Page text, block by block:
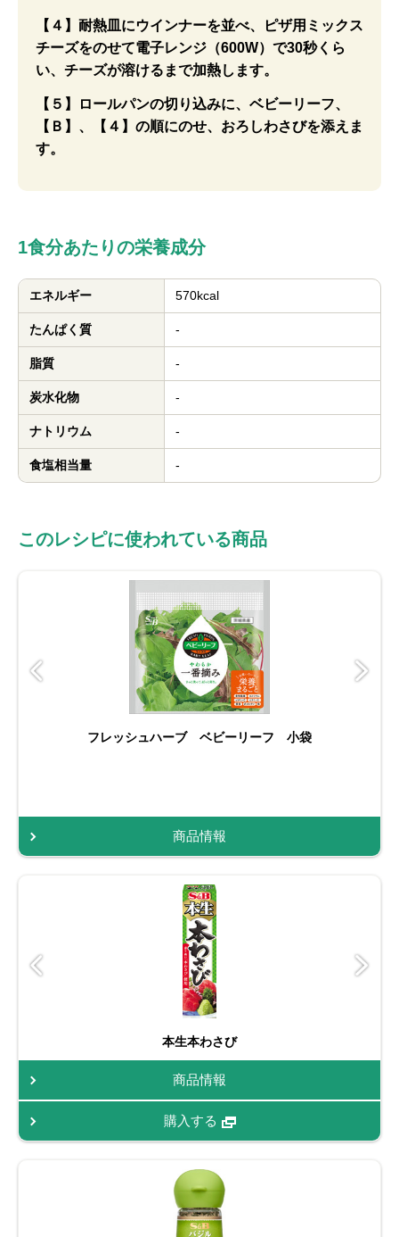
【４】耐熱皿にウインナーを並べ、ピザ用ミックス
チーズをのせて電子レンジ（600W）で30秒くら
い、チーズが溶けるまで加熱します。
【５】ロールパンの切り込みに、ベビーリーフ、
【Ｂ】、【４】の順にのせ、おろしわさびを添えま
す。
1食分あたりの栄養成分
エネルギー 570kcal
たんぱく質 -
脂質 -
炭水化物 -
ナトリウム -
食塩相当量 -
このレシピに使われている商品
フレッシュハーブ ベビーリーフ 小袋
商品情報
本生本わさび
商品情報
購入する